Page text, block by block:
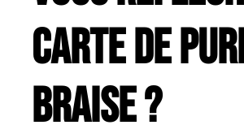
carte de
Braise ?